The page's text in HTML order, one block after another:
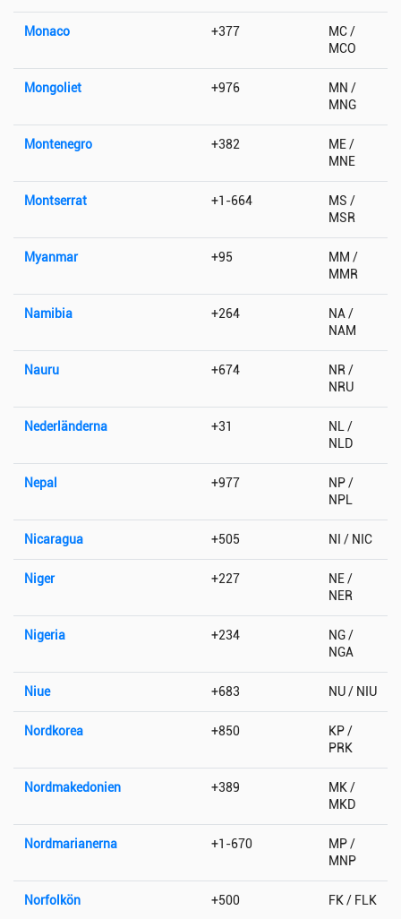
Monaco +377
MC /
MCO
Mongoliet +976
MN /
MNG
Montenegro +382
ME /
MNE
Montserrat +1-664
MS /
MSR
Myanmar +95
MM /
MMR
Namibia +264
NA /
NAM
Nauru +674
NR /
NRU
Nederländerna +31
NL /
NLD
Nepal +977
NP /
NPL
Nicaragua +505 NI / NIC
Niger +227
NE /
NER
Nigeria +234
NG /
NGA
Niue +683 NU / NIU
Nordkorea +850
KP /
PRK
Nordmakedonien +389
MK /
MKD
Nordmarianerna +1-670
MP /
MNP
Norfolkön +500 FK / FLK